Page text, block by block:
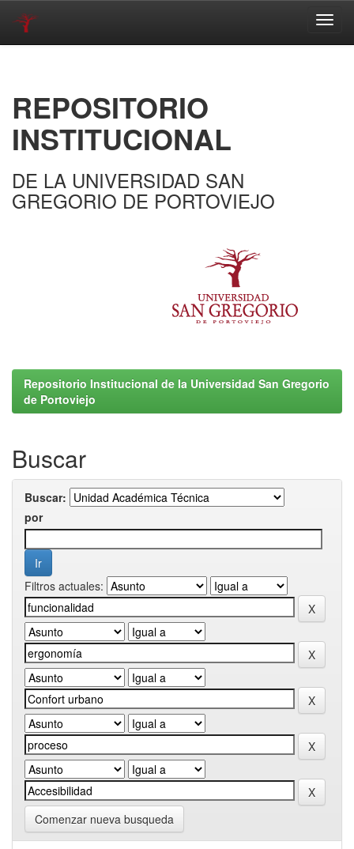
REPOSITORIO
INSTITUCIONAL
DE LA UNIVERSIDAD SAN
GREGORIO DE PORTOVIEJO
Repositorio Institucional de la Universidad San Gregorio
de Portoviejo
Buscar
Buscar:
por
Filtros actuales:
Comenzar nueva busqueda